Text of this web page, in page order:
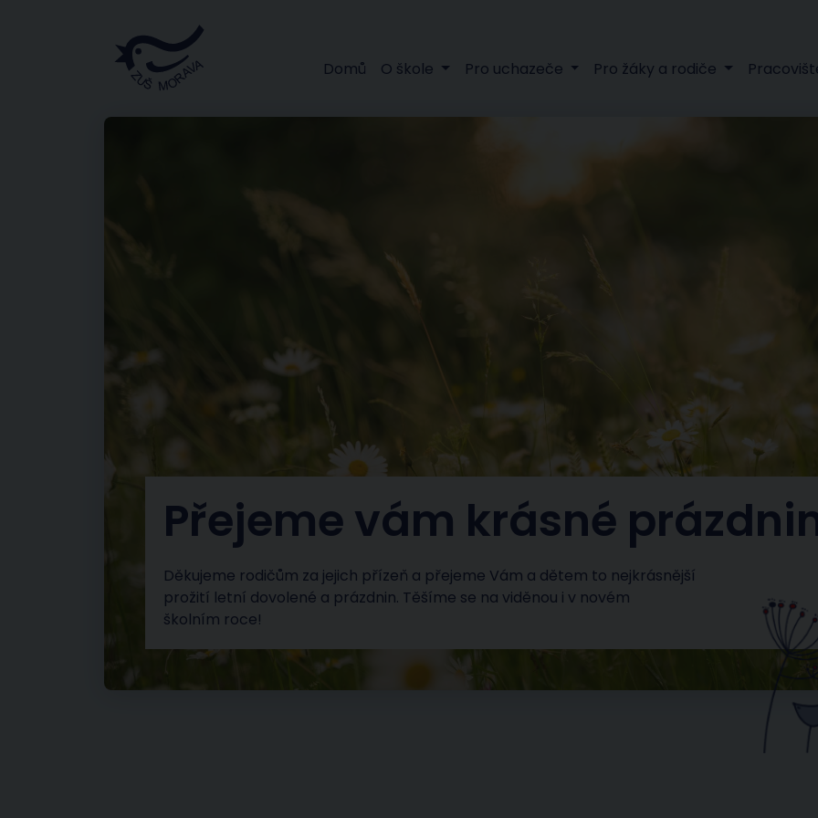
Domů O škole Pro uchazeče Pro žáky a rodiče
Přejeme vám krásné
Děkujeme rodičům za jejich přízeň a přejeme Vám a dětem to nejkrásnější
prožití letní dovolené a prázdnin. Těšíme se na viděnou i v novém
školním roce!